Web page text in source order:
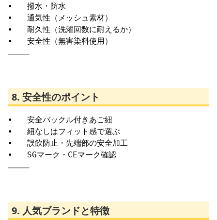
•	撥水・防水
•	通気性（メッシュ素材）
•	耐久性（洗濯回数に耐えるか）
⸻
8. 安全性のポイント
•	安全バックル付きあご紐
•	紐なしはフィット感で選ぶ
•	誤飲防止・先端部の安全加工
⸻
9. 人気ブランドと特徴